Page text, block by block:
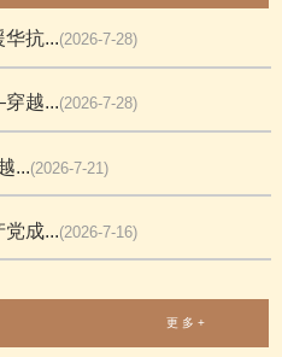
抗...(2026-7-28)
越...(2026-7-28)
...(2026-7-21)
成...(2026-7-16)
更 多 +